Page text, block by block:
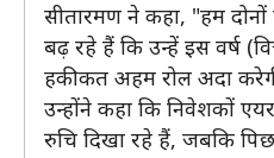
सीतारमण ने कहा, "हम
बढ़ रहे हैं कि उन्हें इस वर्ष
हकीकत अहम रोल अदा
उन्होंने कहा कि निवेशकों
रुचि दिखा रहे हैं, जबकि